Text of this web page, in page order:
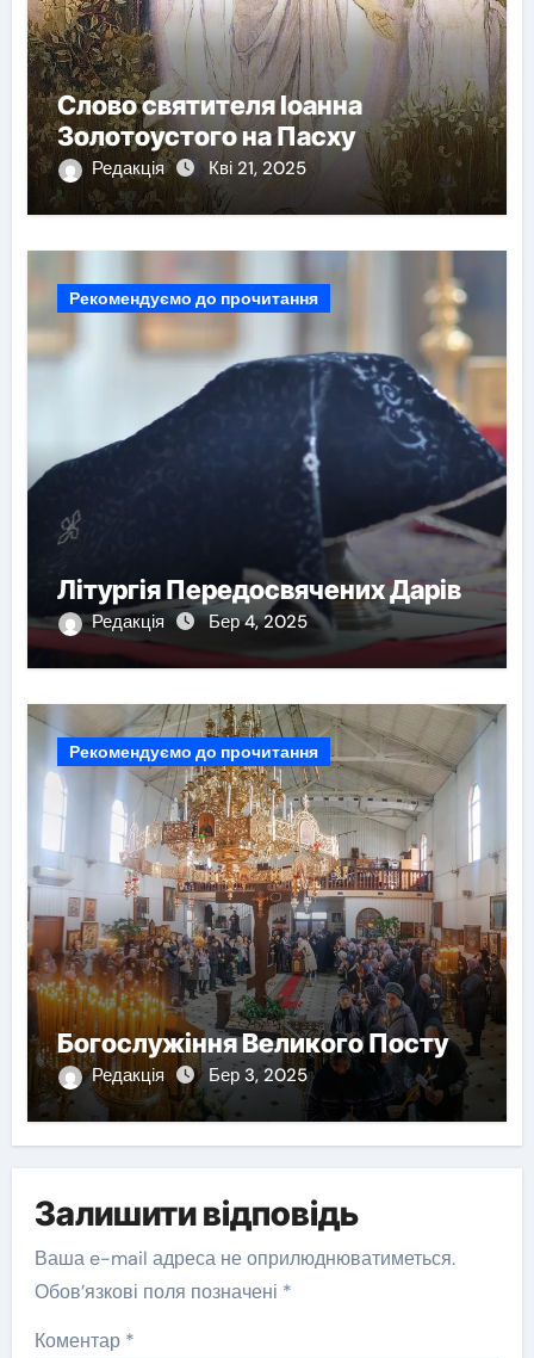
Слово святителя Іоанна
Золотоустого на Пасху
Редакція Кві 21, 2025
Рекомендуємо до прочитання
Літургія Передосвячених Дарів
Редакція Бер 4, 2025
Рекомендуємо до прочитання
Богослужіння Великого Посту
Редакція Бер 3, 2025
Залишити відповідь
Ваша e-mail адреса не оприлюднюватиметься.
Обов’язкові поля позначені *
Коментар *